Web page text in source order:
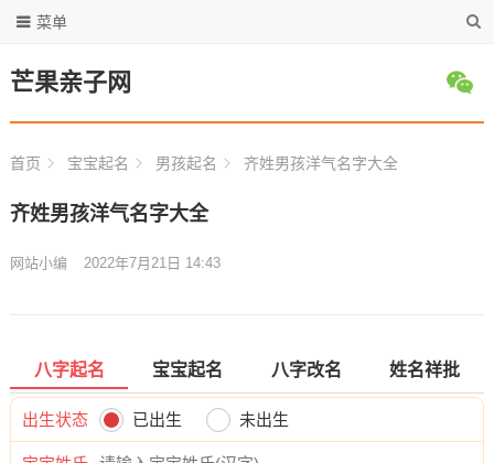
芒果亲子网
菜单
首页 宝宝起名 男孩起名 齐姓男孩洋气名字大全
齐姓男孩洋气名字大全
网站小编 2022年7月21日 14:43
八字起名 宝宝起名 八字改名 姓名祥批
出生状态 已出生 未出生